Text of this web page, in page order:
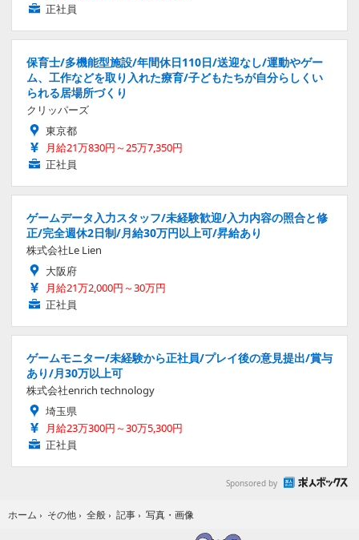
正社員
保育士/多機能型施設/年間休日110日/送迎なし/運動やゲー
ム、工作などを取り入れた療育/子どもたちが自分らしくい
られる居場所づくり
クリッパーズ
東京都
月給21万830円～25万7,350円
正社員
ゲームデータ入力スタッフ/未経験歓迎/入力内容の照合と修
正/完全週休2日制/月給30万円以上可/昇給あり
株式会社Le Lien
大阪府
月給21万2,000円～30万円
正社員
ゲームモニター/未経験から正社員/プレイ後の意見提出/賞与
あり/月30万以上可
株式会社enrich technology
埼玉県
月給23万300円～30万5,300円
正社員
Sponsored by
ホーム › その他 › 全般 › 記事 › 写真・画像